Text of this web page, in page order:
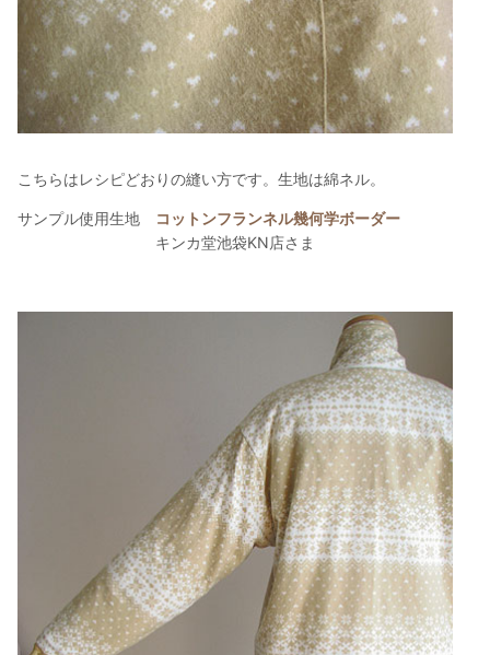
こちらはレシピどおりの縫い方です。生地は綿ネル。
サンプル使用生地
コットンフランネル幾何学ボーダー
キンカ堂池袋KN店さま